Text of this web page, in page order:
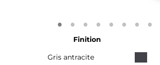
Finition
Gris antracite